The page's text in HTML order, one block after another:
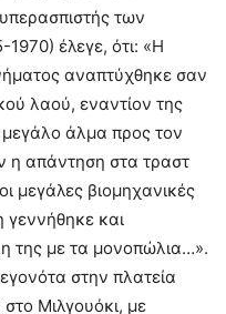
των
έλεγε, ότι: «Η
αναπτύχθηκε σαν
λαού, εναντίον της
άλμα προς τον
η απάντηση στα τραστ
μεγάλες βιομηχανικές
γεννήθηκε και
της με τα μονοπώλια…».
στην πλατεία
Μιλγουόκι, με